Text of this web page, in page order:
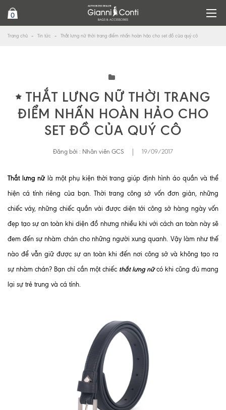
0
Trang chủ Tin tức Thắt lưng nữ thời trang điểm nhấn hoàn hảo cho set đồ của quý cô
THẮT LƯNG NỮ THỜI TRANG
ĐIỂM NHẤN HOÀN HẢO CHO
SET ĐỒ CỦA QUÝ CÔ
Đăng bởi : Nhân viên GCS 19/09/2017
Thắt lưng nữlà một phụ kiện thời trang giúp định hình áo quần và thể
hiện cá tính riêng của bạn. Thời trang công sở vốn đơn giản, những
chiếc váy, những chiếc quần vải được diện tới công sở hàng ngày vốn
đẹp tạo sự an toàn khi diện đồ nhưng nhiều khi với cách an toàn này sẽ
đem đến sự nhàm chán cho những người xung quanh. Vậy làm như thế
nào để vẫn giữ được sự an toàn khi đến nơi công sở và không tạo ra
sự nhàm chán? Bạn chỉ cần một chiếc thắt lưng nữcó khi cũng đủ mang
lại sự trẻ trung và cá tính.